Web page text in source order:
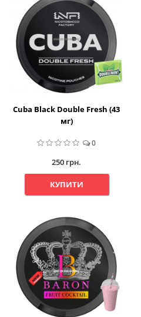
Cuba Black Double Fresh (43
мг)
0
250 грн.
КУПИТИ